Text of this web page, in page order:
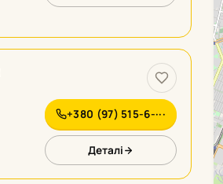
+380 (97) 515-6-···
Деталі